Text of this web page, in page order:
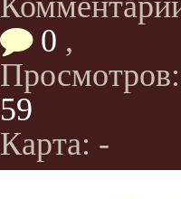
0 ,
59
Карта: -